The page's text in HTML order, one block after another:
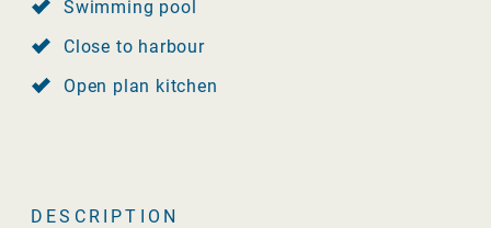
Swimming pool
Close to harbour
Open plan kitchen
DESCRIPTION